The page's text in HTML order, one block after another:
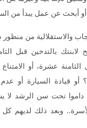
أو أبحث عن عمل يبدأ من
والاستقلالية من منظور
بالتدخين قبل
عشرة، أو
أو قيادة السيارة أو
داموا تحت سن الرشد لا
وبعد ذلك لديهم